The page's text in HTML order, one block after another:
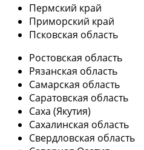
Пермский край
Приморский край
Псковская область
Ростовская область
Рязанская область
Самарская область
Саратовская область
Саха (Якутия)
Сахалинская область
Свердловская область